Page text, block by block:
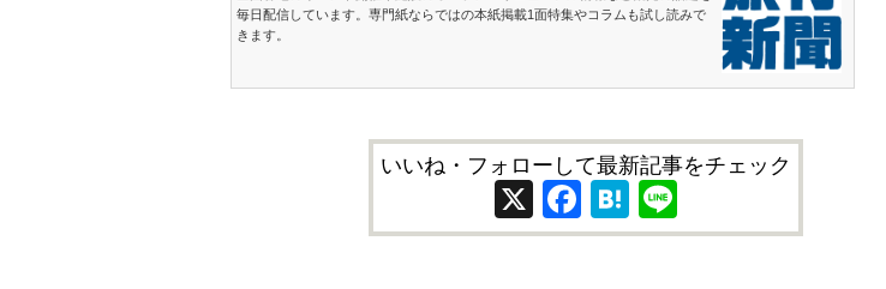
毎日配信しています。専門紙ならではの本紙掲載1面特集やコラムも試し読みで
きます。
いいね・フォローして最新記事をチェック
X Facebook
Hatena